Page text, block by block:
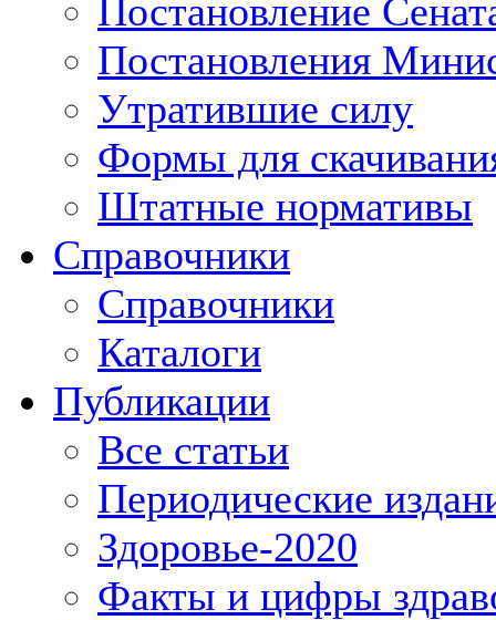
Постановление
Постановления
Утратившие силу
Формы для
Штатные нормативы
Справочники
Справочники
Каталоги
Публикации
Все статьи
Периодические
Здоровье-2020
Факты и цифры